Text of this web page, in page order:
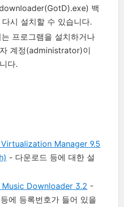
백
시 설치할 수 있습니다.
는 프로그램을 설치하거나
계정(administrator)이
다.
Manager 9.5
- 다운로드 등에 대한 설
Downloader 3.2 -
에 등록번호가 들어 있을